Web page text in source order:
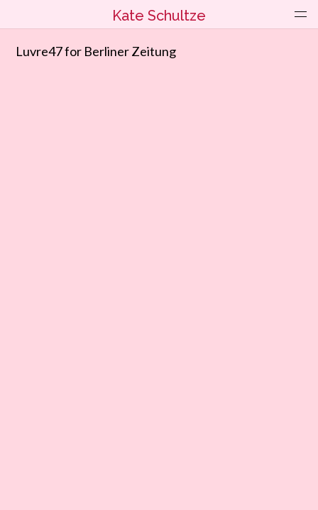
Kate Schultze
Luvre47 for Berliner Zeitung